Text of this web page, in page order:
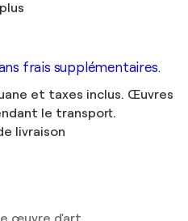
frais supplémentaires.
et taxes inclus. Œuvres
le transport.
livraison